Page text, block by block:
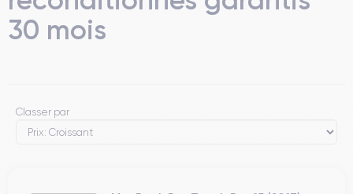
30 mois
Classer par